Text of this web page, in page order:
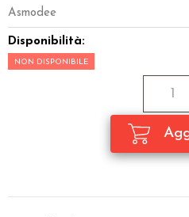
Asmodee
Disponibilità:
NON DISPONIBILE